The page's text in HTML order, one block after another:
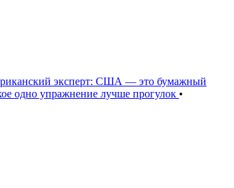
эксперт: США — это бумажный
одно упражнение лучше прогулок •